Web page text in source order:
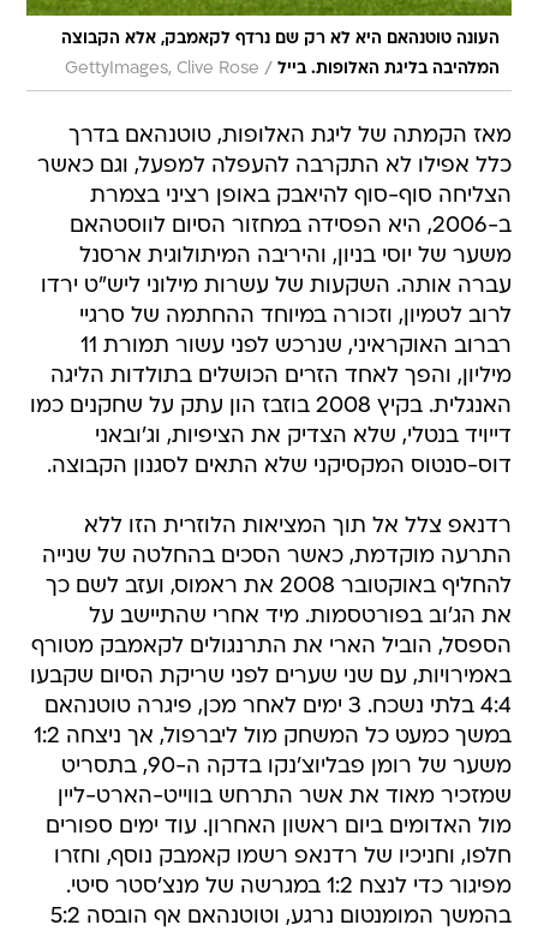
העונה טוטנהאם היא לא רק שם נרדף לקאמבק, אלא הקבוצה
המלהיבה בליגת האלופות. בייל /
GettyImages, Clive Rose
מאז הקמתה של ליגת האלופות, טוטנהאם בדרך
כלל אפילו לא התקרבה להעפלה למפעל, וגם כאשר
הצליחה סוף-סוף להיאבק באופן רציני בצמרת
ב-2006, היא הפסידה במחזור הסיום לווסטהאם
משער של יוסי בניון, והיריבה המיתולוגית ארסנל
עברה אותה. השקעות של עשרות מילוני ליש"ט ירדו
לרוב לטמיון, וזכורה במיוחד ההחתמה של סרגיי
רברוב האוקראיני, שנרכש לפני עשור תמורת 11
מיליון, והפך לאחד הזרים הכושלים בתולדות הליגה
האנגלית. בקיץ 2008 בוזבז הון עתק על שחקנים כמו
דייויד בנטלי, שלא הצדיק את הציפיות, וג'ובאני
דוס-סנטוס המקסיקני שלא התאים לסגנון הקבוצה.
רדנאפ צלל אל תוך המציאות הלוזרית הזו ללא
התרעה מוקדמת, כאשר הסכים בהחלטה של שנייה
להחליף באוקטובר 2008 את ראמוס, ועזב לשם כך
את הג'וב בפורטסמות. מיד אחרי שהתיישב על
הספסל, הוביל הארי את התרנגולים לקאמבק מטורף
באמירויות, עם שני שערים לפני שריקת הסיום שקבעו
4:4 בלתי נשכח. 3 ימים לאחר מכן, פיגרה טוטנהאם
במשך כמעט כל המשחק מול ליברפול, אך ניצחה 1:2
משער של רומן פבליוצ'נקו בדקה ה-90, בתסריט
שמזכיר מאוד את אשר התרחש בווייט-הארט-ליין
מול האדומים ביום ראשון האחרון. עוד ימים ספורים
חלפו, וחניכיו של רדנאפ רשמו קאמבק נוסף, וחזרו
מפיגור כדי לנצח 1:2 במגרשה של מנצ'סטר סיטי.
בהמשך המומנטום נרגע, וטוטנהאם אף הובסה 5:2